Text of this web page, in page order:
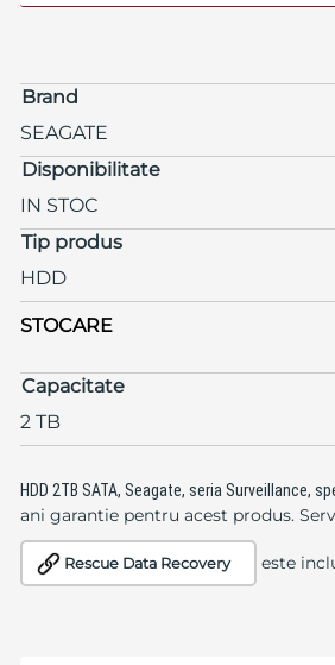
Brand
SEAGATE
Disponibilitate
IN STOC
Tip produs
HDD
STOCARE
Capacitate
2 TB
HDD 2TB SATA, Seagate, seriaSurveillance,
ani garantie pentru acest produs.
Rescue Data Recovery este